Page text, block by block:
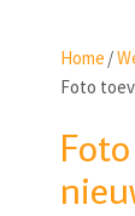
Home /
Foto